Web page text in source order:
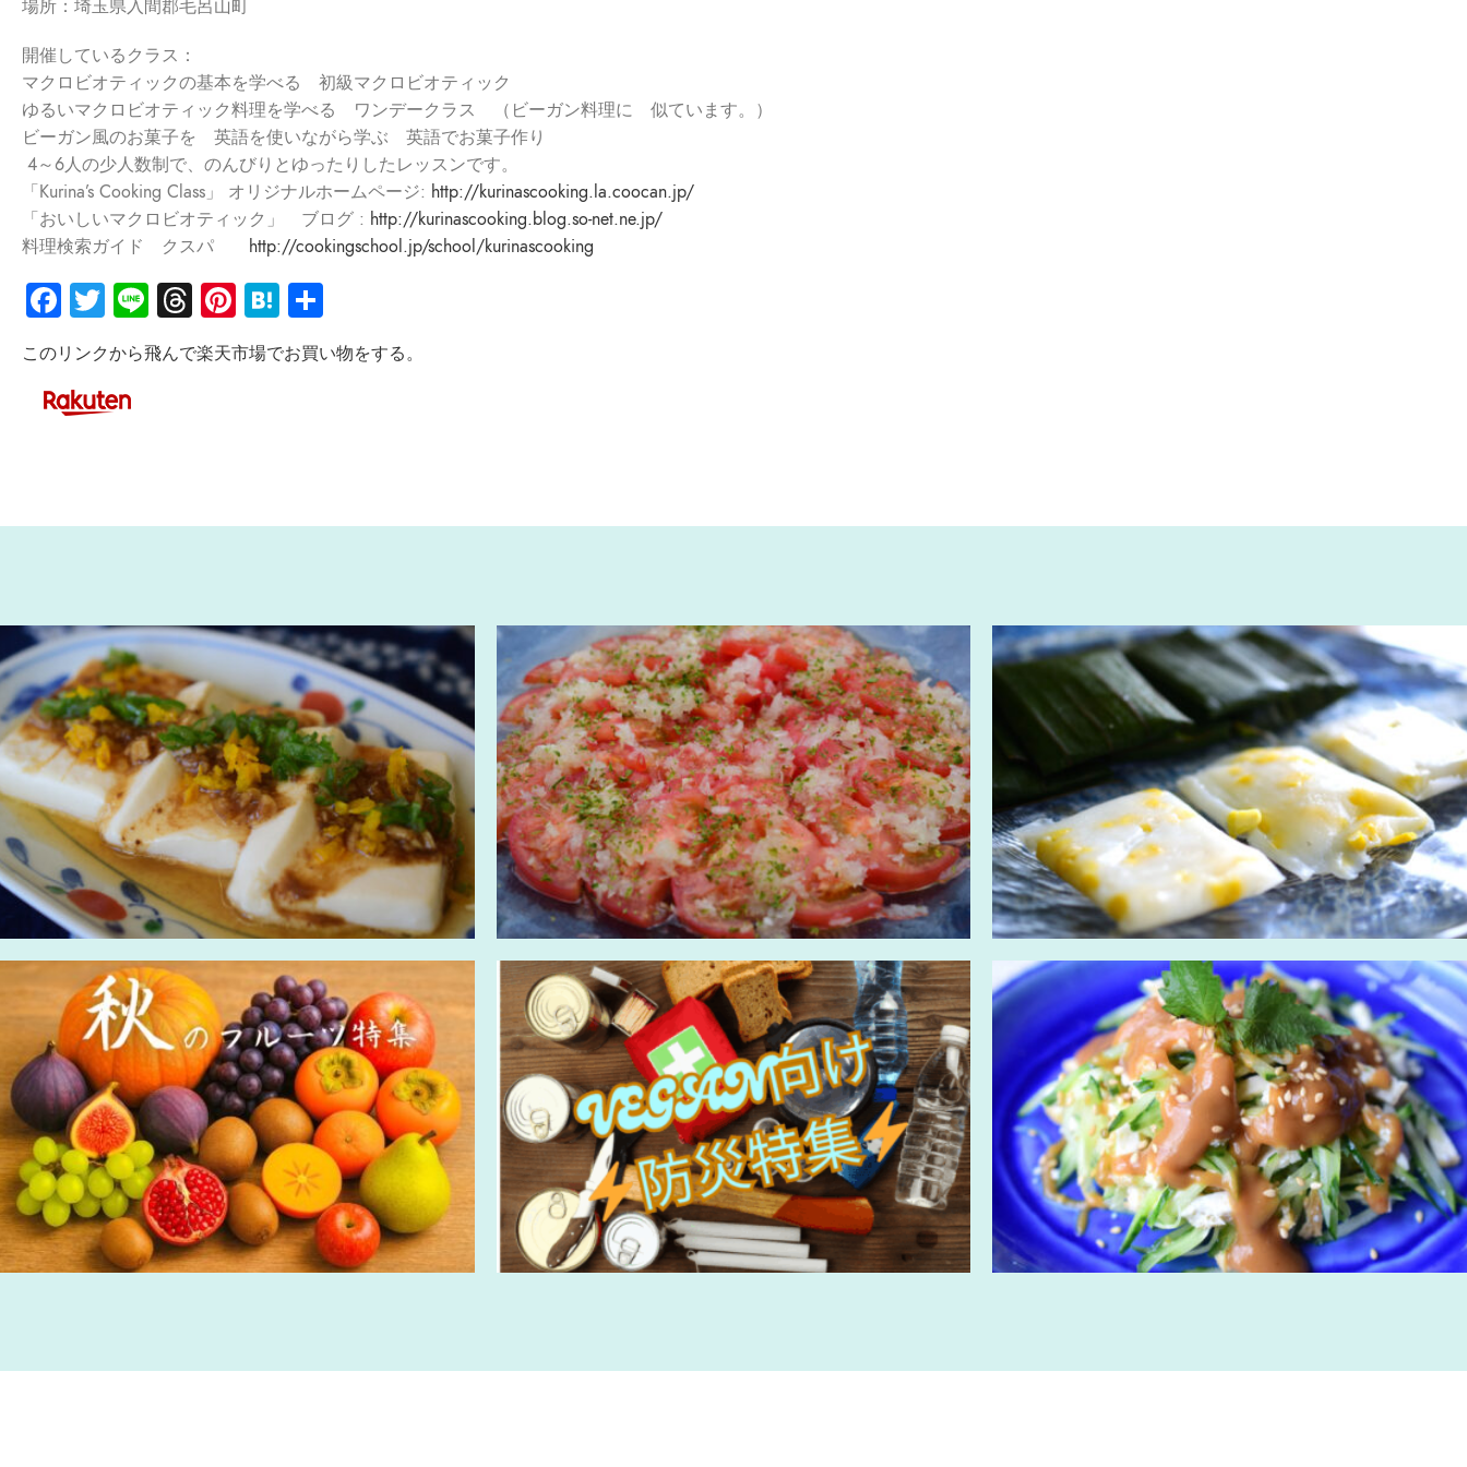
場所：埼玉県入間郡毛呂山町
開催しているクラス：
マクロビオティックの基本を学べる 初級マクロビオティック
ゆるいマクロビオティック料理を学べる ワンデークラス （ビーガン料理に 似ています。）
ビーガン風のお菓子を 英語を使いながら学ぶ 英語でお菓子作り
4～6人の少人数制で、のんびりとゆったりしたレッスンです。
「Kurina’s Cooking Class」 オリジナルホームページ: http://kurinascooking.la.coocan.jp/
「おいしいマクロビオティック」 ブログ : http://kurinascooking.blog.so-net.ne.jp/
料理検索ガイド クスパ http://cookingschool.jp/school/kurinascooking
Facebook
Twitter
LineThreads
Pinterest
Hatena
有
このリンクから飛んで楽天市場でお買い物をする。